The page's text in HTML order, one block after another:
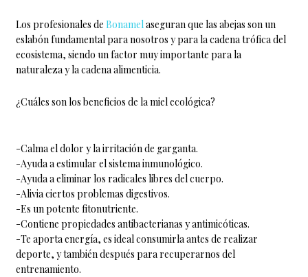
Los profesionales de Bonamelaseguran que las abejas son un
eslabón fundamental para nosotros y para la cadena trófica del
ecosistema, siendo un factor muy importante para la
naturaleza y la cadena alimenticia.
¿Cuáles son los beneficios de la miel ecológica?
-Calma el dolor y la irritación de garganta.
-Ayuda a estimular el sistema inmunológico.
-Ayuda a eliminar los radicales libres del cuerpo.
-Alivia ciertos problemas digestivos.
-Es un potente fitonutriente.
-Contiene propiedades antibacterianas y antimicóticas.
-Te aporta energía, es ideal consumirla antes de realizar
deporte, y también después para recuperarnos del
entrenamiento.